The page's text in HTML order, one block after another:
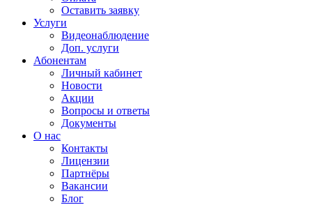
Оставить заявку
Услуги
Видеонаблюдение
Доп. услуги
Абонентам
Личный кабинет
Новости
Акции
Вопросы и ответы
Документы
О нас
Контакты
Лицензии
Партнёры
Вакансии
Блог